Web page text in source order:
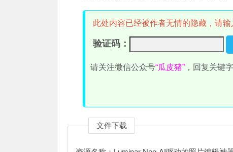
此处内容已经被作者无情的隐藏，请
验证码：
请关注微信公众号“瓜皮猪” ，回复关键
文件下载